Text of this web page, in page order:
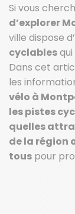
Si vous
d’explorer
ville dispose
cyclables
Dans cet
les
vélo à
les pistes
quelles
de la région
tous pour